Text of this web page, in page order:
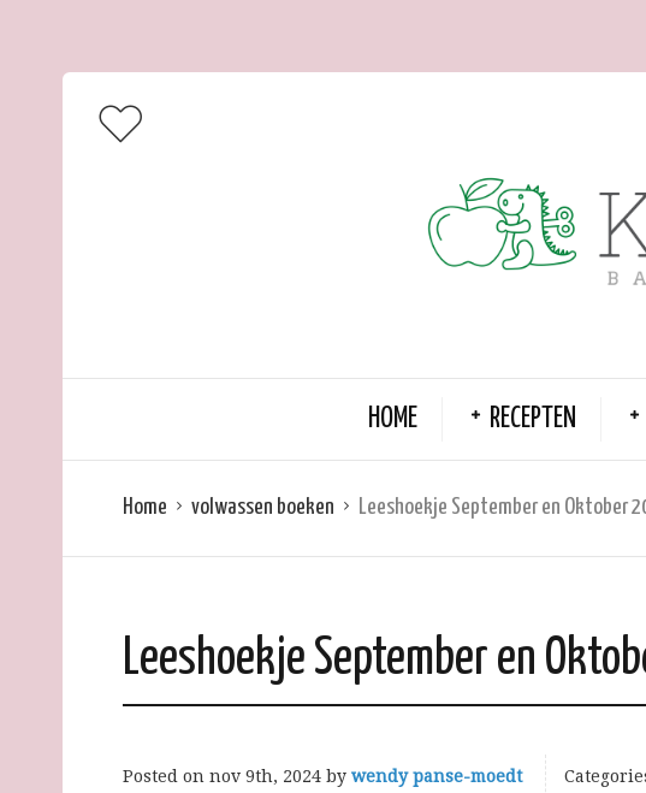
HOME RECEPTEN
Home volwassen boeken Leeshoekje September en Oktober
Leeshoekje September en
Posted on nov 9th, 2024 by wendy panse-moedt